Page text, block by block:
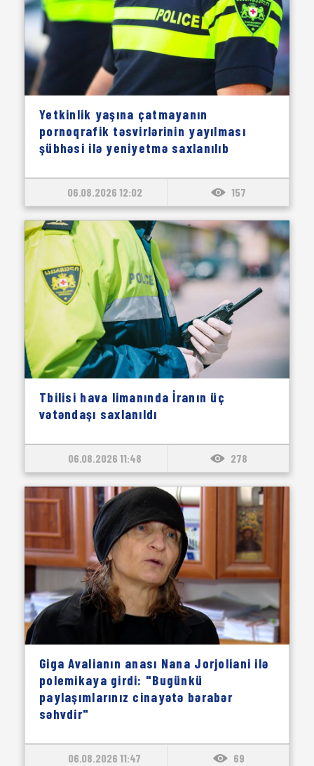
Yetkinlik yaşına çatmayanın
pornoqrafik təsvirlərinin yayılması
şübhəsi ilə yeniyetmə saxlanılıb
06.08.2026 12:02 157
Tbilisi hava limanında İranın üç
vətəndaşı saxlanıldı
06.08.2026 11:48 278
Giga Avalianın anası Nana Jorjoliani ilə
polemikaya girdi: "Bugünkü
paylaşımlarınız cinayətə bərabər
səhvdir"
06.08.2026 11:47 69